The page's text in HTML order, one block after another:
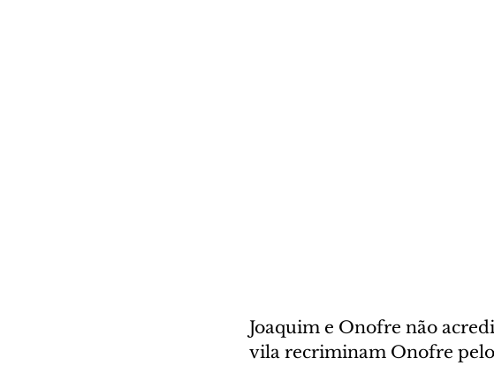
Joaquim e Onofre não
vila recriminam Onofre